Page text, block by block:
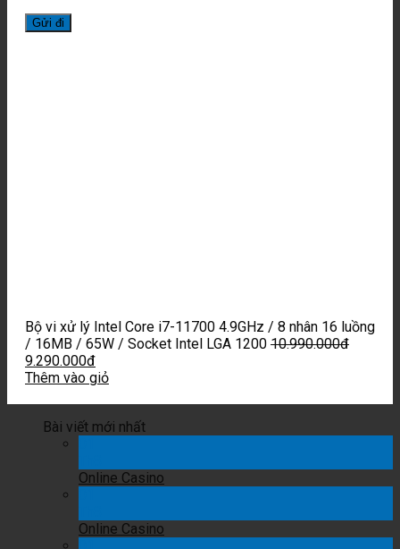
Bộ vi xử lý Intel Core i7-11700 4.9GHz / 8 nhân 16 luồng
/ 16MB / 65W / Socket Intel LGA 1200 10.990.000đ
9.290.000đ
Thêm vào giỏ
Bài viết mới nhất
Online Casino
Online Casino